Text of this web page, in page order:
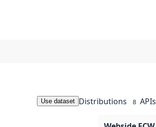
Use dataset Distributions 8 APIs